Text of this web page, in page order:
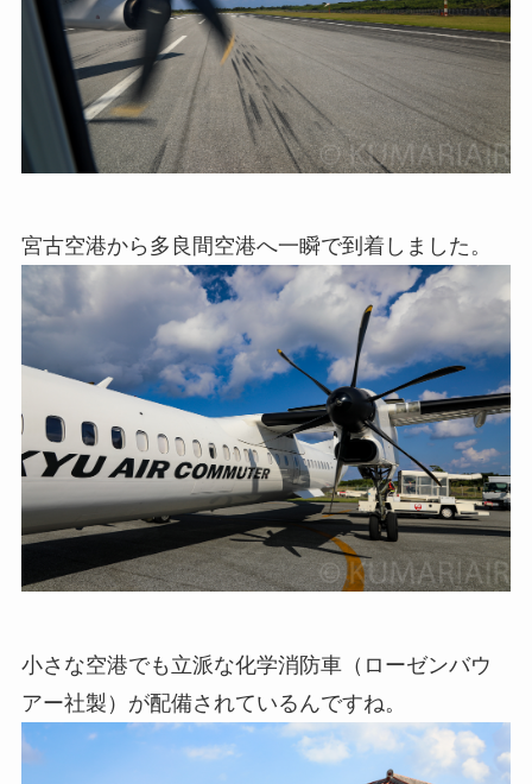
宮古空港から多良間空港へ一瞬で到着しました。
小さな空港でも立派な化学消防車（ローゼンバウ
アー社製）が配備されているんですね。